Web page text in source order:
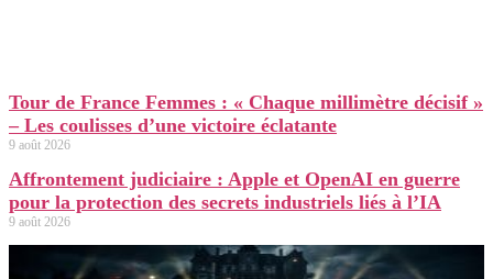
Tour de France Femmes : « Chaque millimètre décisif »
– Les coulisses d’une victoire éclatante
9 août 2026
Affrontement judiciaire : Apple et OpenAI en guerre
pour la protection des secrets industriels liés à l’IA
9 août 2026